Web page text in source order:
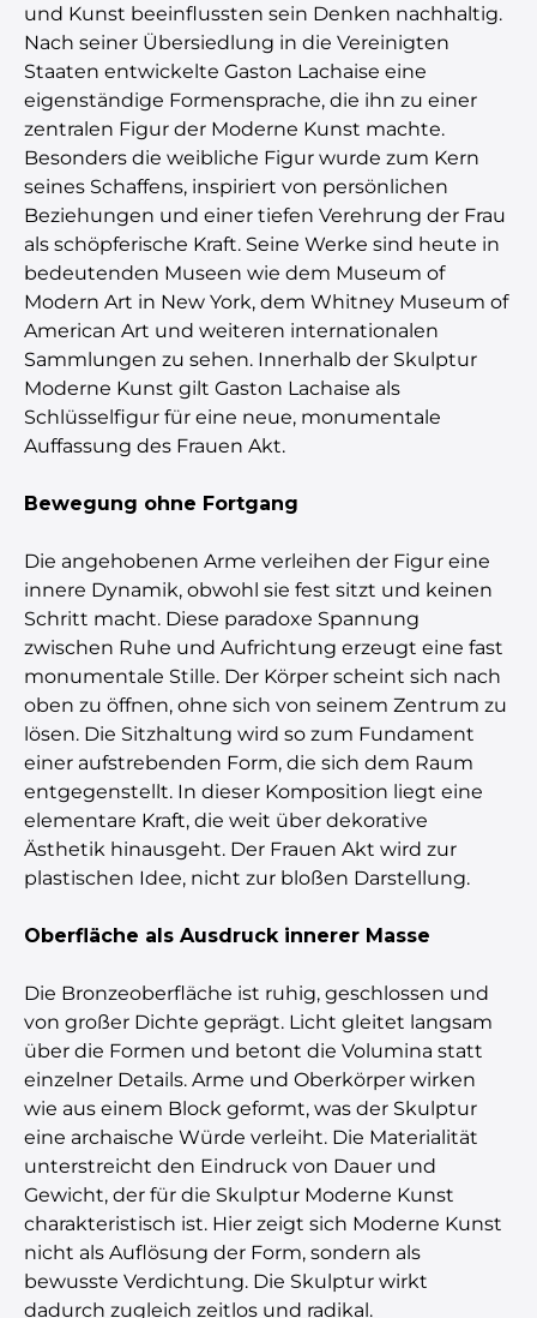
und Kunst beeinflussten sein Denken nachhaltig.
Nach seiner Übersiedlung in die Vereinigten
Staaten entwickelte Gaston Lachaise eine
eigenständige Formensprache, die ihn zu einer
zentralen Figur der Moderne Kunst machte.
Besonders die weibliche Figur wurde zum Kern
seines Schaffens, inspiriert von persönlichen
Beziehungen und einer tiefen Verehrung der Frau
als schöpferische Kraft. Seine Werke sind heute in
bedeutenden Museen wie dem Museum of
Modern Art in New York, dem Whitney Museum of
American Art und weiteren internationalen
Sammlungen zu sehen. Innerhalb der Skulptur
Moderne Kunst gilt Gaston Lachaise als
Schlüsselfigur für eine neue, monumentale
Auffassung des Frauen Akt.
Bewegung ohne Fortgang
Die angehobenen Arme verleihen der Figur eine
innere Dynamik, obwohl sie fest sitzt und keinen
Schritt macht. Diese paradoxe Spannung
zwischen Ruhe und Aufrichtung erzeugt eine fast
monumentale Stille. Der Körper scheint sich nach
oben zu öffnen, ohne sich von seinem Zentrum zu
lösen. Die Sitzhaltung wird so zum Fundament
einer aufstrebenden Form, die sich dem Raum
entgegenstellt. In dieser Komposition liegt eine
elementare Kraft, die weit über dekorative
Ästhetik hinausgeht. Der Frauen Akt wird zur
plastischen Idee, nicht zur bloßen Darstellung.
Oberfläche als Ausdruck innerer Masse
Die Bronzeoberfläche ist ruhig, geschlossen und
von großer Dichte geprägt. Licht gleitet langsam
über die Formen und betont die Volumina statt
einzelner Details. Arme und Oberkörper wirken
wie aus einem Block geformt, was der Skulptur
eine archaische Würde verleiht. Die Materialität
unterstreicht den Eindruck von Dauer und
Gewicht, der für die Skulptur Moderne Kunst
charakteristisch ist. Hier zeigt sich Moderne Kunst
nicht als Auflösung der Form, sondern als
bewusste Verdichtung. Die Skulptur wirkt
dadurch zugleich zeitlos und radikal.